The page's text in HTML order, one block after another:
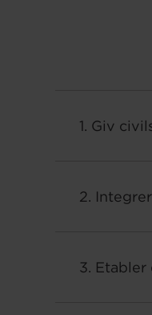
1. Giv
2.
3.